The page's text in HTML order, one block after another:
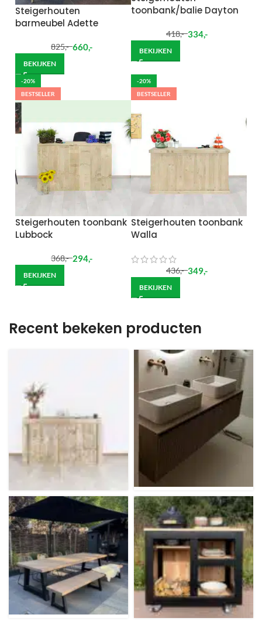
Steigerhouten
barmeubel Adette
825,- 660,-
BEKIJKEN
toonbank/balie Dayton
418,- 334,-
BEKIJKEN
-20%
BESTSELLER
Steigerhouten toonbank
Lubbock
368,- 294,-
BEKIJKEN
-20%
BESTSELLER
Steigerhouten toonbank
Walla
436,- 349,-
BEKIJKEN
Recent bekeken producten